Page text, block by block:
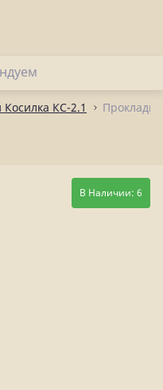
Косилка КС-2.1
В Наличии: 6